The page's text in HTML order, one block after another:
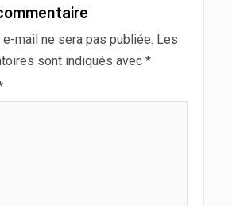
mail ne sera pas publiée. Les
sont indiqués avec *